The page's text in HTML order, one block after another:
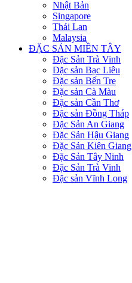
Nhật Bản
Singapore
Thái Lan
Malaysia
ĐẶC SẢN MIỀN TÂY
Đặc Sản Trà Vinh
Đặc sản Bạc Liêu
Đặc sản Bến Tre
Đặc sản Cà Màu
Đặc sản Cần Thơ
Đặc sản Đồng Tháp
Đặc Sản An Giang
Đặc Sản Hậu Giang
Đặc Sản Kiên Giang
Đặc Sản Tây Ninh
Đặc Sản Trà Vinh
Đặc sản Vĩnh Long